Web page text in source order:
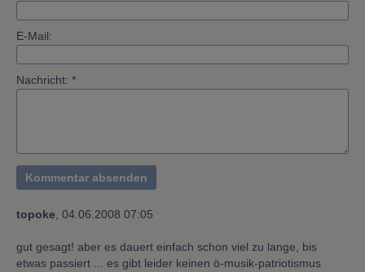
E-Mail:
Nachricht: *
topoke, 04.06.2008 07:05
gut gesagt! aber es dauert einfach schon viel zu lange, bis
etwas passiert ... es gibt leider keinen ö-musik-patriotismus